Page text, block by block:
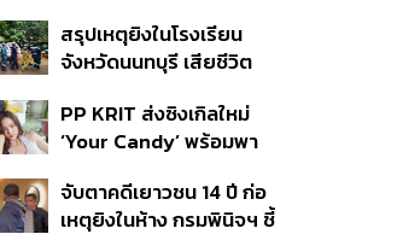
ที่ดิน เคลียร์ใบอนุญาต
โรงแรมค้าง 7 ปี
สรุปเหตุยิงในโรงเรียน
จังหวัดนนทบุรี เสียชีวิต
ปมค้นประวัติคดีกราดยิงที่
สหรัฐฯ
PP KRIT ส่งซิงเกิลใหม่
‘Your Candy’ พร้อมพา
สิกวิดีโอ
จับตาคดีเยาวชน 14 ปี ก่อ
เหตุยิงในห้าง กรมพินิจฯ ชี้